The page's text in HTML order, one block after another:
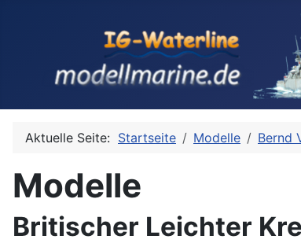
Aktuelle Seite: Startseite Modelle Bernd
Modelle
Britischer Leichter